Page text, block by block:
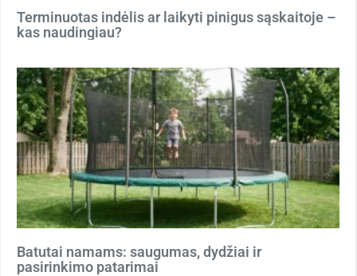
Terminuotas indėlis ar laikyti pinigus sąskaitoje –
kas naudingiau?
Batutai namams: saugumas, dydžiai ir
pasirinkimo patarimai